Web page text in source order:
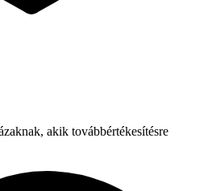
akik továbbértékesítésre